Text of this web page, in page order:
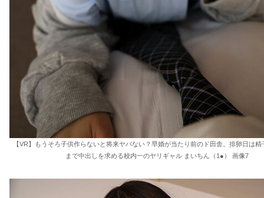
【VR】もうそろ子供作らないと将来ヤバない？早婚が当たり前のド田舎。排卵日は精
まで中出しを求める校内一のヤリギャル まいちん（1●） 画像7